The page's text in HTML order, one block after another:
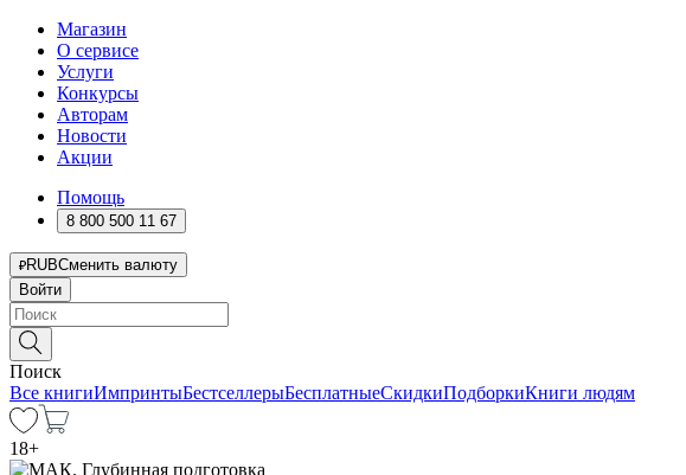
Магазин
О сервисе
Услуги
Конкурсы
Авторам
Новости
Акции
Помощь
8 800 500 11 67
RUBСменить валюту
Войти
Поиск
Все книгиИмпринтыБестселлерыБесплатныеСкидкиПодборкиКниги людям
18+